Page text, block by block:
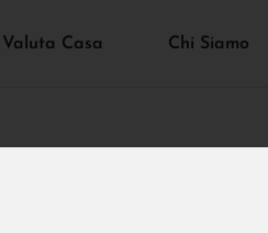
Valuta Casa Chi Siamo